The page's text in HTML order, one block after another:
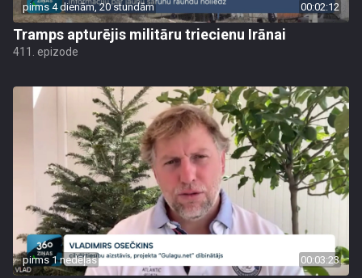
pirms 4 dienām, 20 stundām 00:02:12
Tramps apturējis militāru triecienu Irānai
411. epizode
pirms 1 nedēļas 00:03:23